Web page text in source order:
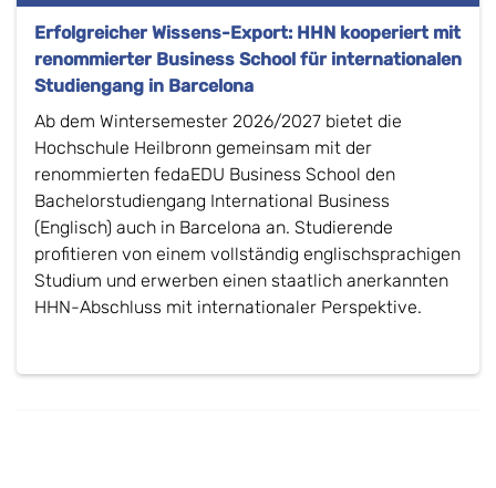
Erfolgreicher Wissens-Export: HHN kooperiert mit
renommierter Business School für internationalen
Studiengang in Barcelona
Ab dem Wintersemester 2026/2027 bietet die
Hochschule Heilbronn gemeinsam mit der
renommierten fedaEDU Business School den
Bachelorstudiengang International Business
(Englisch) auch in Barcelona an. Studierende
profitieren von einem vollständig englischsprachigen
Studium und erwerben einen staatlich anerkannten
HHN-Abschluss mit internationaler Perspektive.